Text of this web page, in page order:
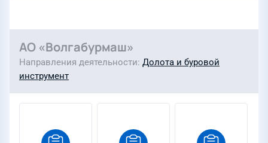
АО «Волгабурмаш»
Направления деятельности Долота и буровой
инструмент